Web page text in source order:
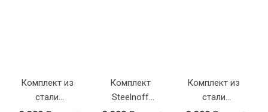
Комплект из
стали
Комплект
Steelnoff
Комплект из
стали